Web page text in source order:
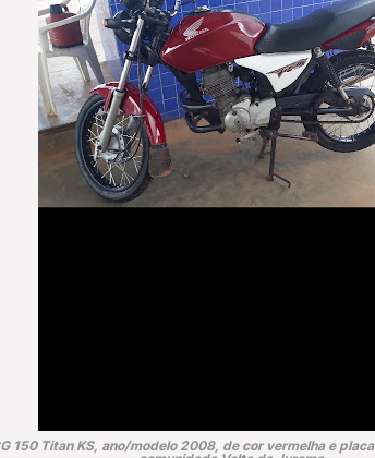
150 Titan KS, ano/modelo 2008, de cor vermelha e